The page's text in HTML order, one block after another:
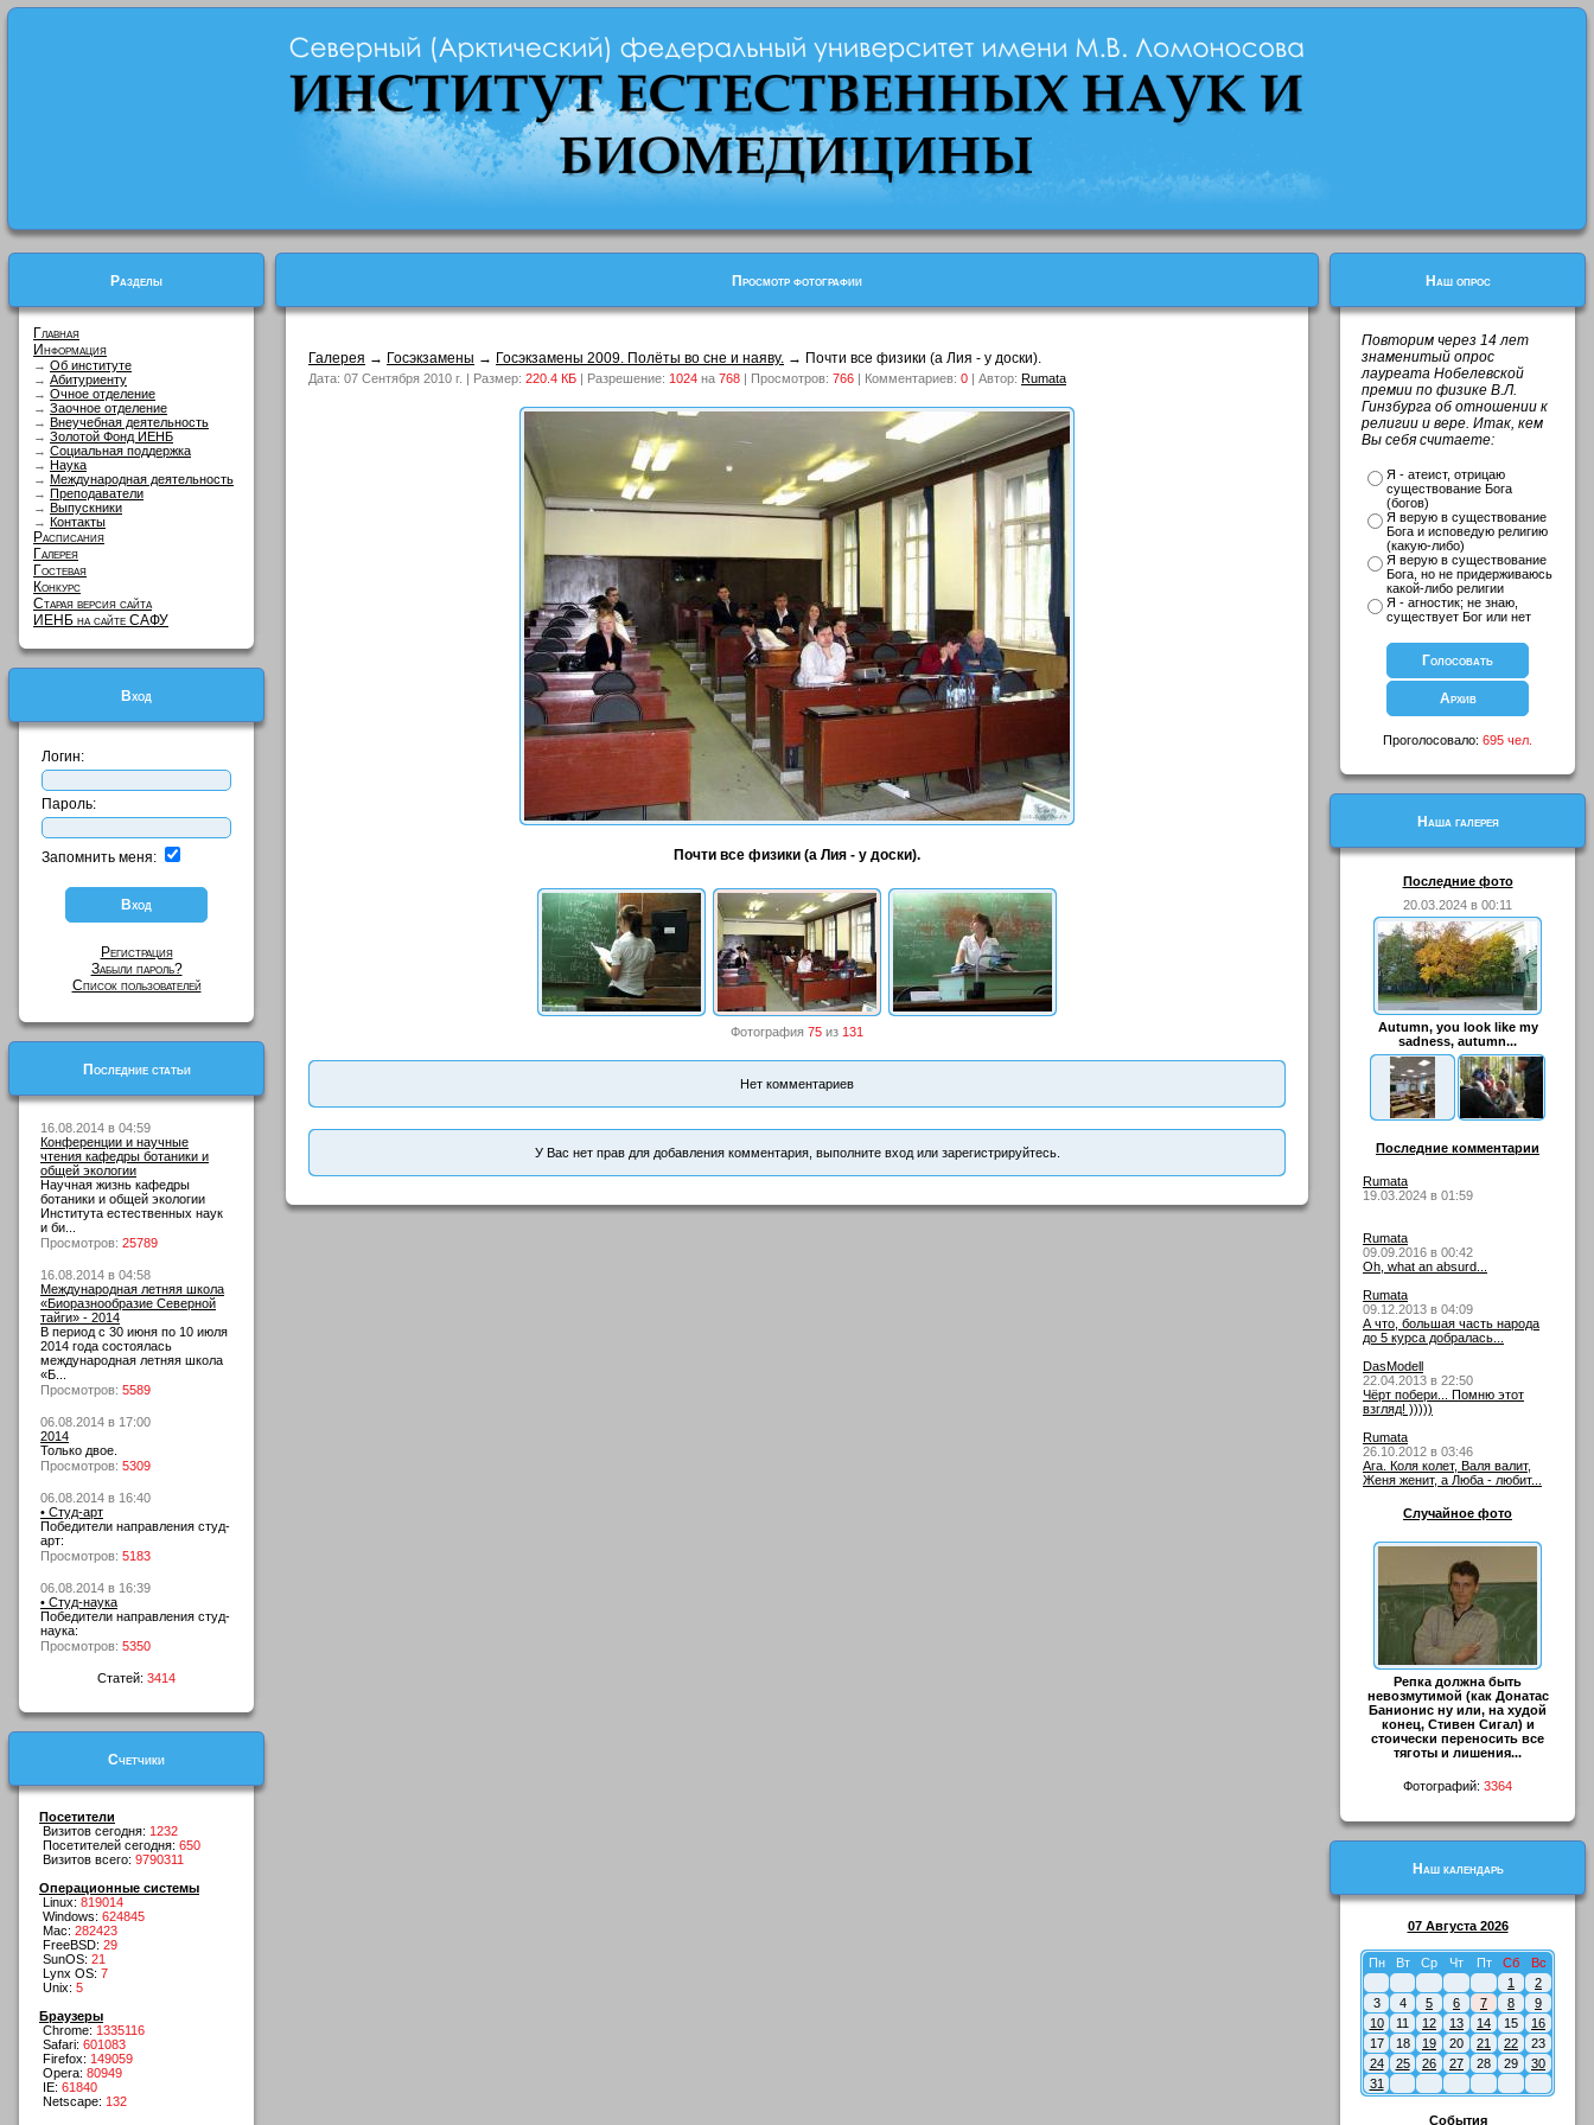
Разделы
Главная
Информация
→ Об институте
→ Абитуриенту
→ Очное отделение
→ Заочное отделение
→ Внеучебная деятельность
→ Золотой Фонд ИЕНБ
→ Социальная поддержка
→ Наука
→ Международная деятельность
→ Преподаватели
→ Выпускники
→ Контакты
Расписания
Галерея
Гостевая
Конкурс
Старая версия сайта
ИЕНБ на сайте САФУ
Вход
Логин:
Пароль:
Запомнить меня:
Регистрация
Забыли пароль?
Список пользователей
Последние статьи
16.08.2014 в 04:59
Конференции и научные
чтения кафедры ботаники и
общей экологии
Научная жизнь кафедры
ботаники и общей экологии
Института естественных наук
и би...
Просмотров: 25789
16.08.2014 в 04:58
Международная летняя школа
«Биоразнообразие Северной
тайги» - 2014
В период с 30 июня по 10 июля
2014 года состоялась
международная летняя школа
«Б...
Просмотров: 5589
06.08.2014 в 17:00
2014
Только двое.
Просмотров: 5309
06.08.2014 в 16:40
• Студ-арт
Победители направления студ-
арт:
Просмотров: 5183
06.08.2014 в 16:39
• Студ-наука
Победители направления студ-
наука:
Просмотров: 5350
Статей: 3414
Счетчики
Посетители
Визитов сегодня: 1232
Посетителей сегодня: 650
Визитов всего: 9790311
Операционные системы
Linux: 819014
Windows: 624845
Mac: 282423
FreeBSD: 29
SunOS: 21
Lynx OS: 7
Unix: 5
Браузеры
Chrome: 1335116
Safari: 601083
Firefox: 149059
Opera: 80949
IE: 61840
Netscape: 132
Просмотр фотографии
Галерея → Госэкзамены → Госэкзамены 2009. Полёты во сне и наяву. → Почти все физики (а Лия - у доски).
Дата: 07 Сентября 2010 г. | Размер: 220.4 КБ | Разрешение: 1024 на 768 | Просмотров: 766 | Комментариев: 0 | Автор: Rumata
Почти все физики (а Лия - у доски).
Фотография 75 из 131
Нет комментариев
У Вас нет прав для добавления комментария, выполните вход или зарегистрируйтесь.
Наш опрос
Повторим через 14 лет
знаменитый опрос
лауреата Нобелевской
премии по физике В.Л.
Гинзбурга об отношении к
религии и вере. Итак, кем
Вы себя считаете:
Я - атеист, отрицаю
существование Бога
(богов)
Я верую в существование
Бога и исповедую религию
(какую-либо)
Я верую в существование
Бога, но не придерживаюсь
какой-либо религии
Я - агностик; не знаю,
существует Бог или нет
Проголосовало: 695 чел.
Наша галерея
Последние фото
20.03.2024 в 00:11
Autumn, you look like my
sadness, autumn...
Последние комментарии
Rumata
19.03.2024 в 01:59
Rumata
09.09.2016 в 00:42
Oh, what an absurd...
Rumata
09.12.2013 в 04:09
А что, большая часть народа
до 5 курса добралась...
DasModell
22.04.2013 в 22:50
Чёрт побери... Помню этот
взгляд! )))))
Rumata
26.10.2012 в 03:46
Ага. Коля колет, Валя валит,
Женя женит, а Люба - любит...
Случайное фото
Репка должна быть
невозмутимой (как Донатас
Банионис ну или, на худой
конец, Стивен Сигал) и
стоически переносить все
тяготы и лишения...
Фотографий: 3364
Наш календарь
07 Августа 2026
Пн Вт Ср Чт Пт Сб
Вс
1
2
3
4 5 6 7 8
9
10
11 12 13 14 15
16
17
18 19 20 21 22
23
24
25 26 27 28 29
30
31
События